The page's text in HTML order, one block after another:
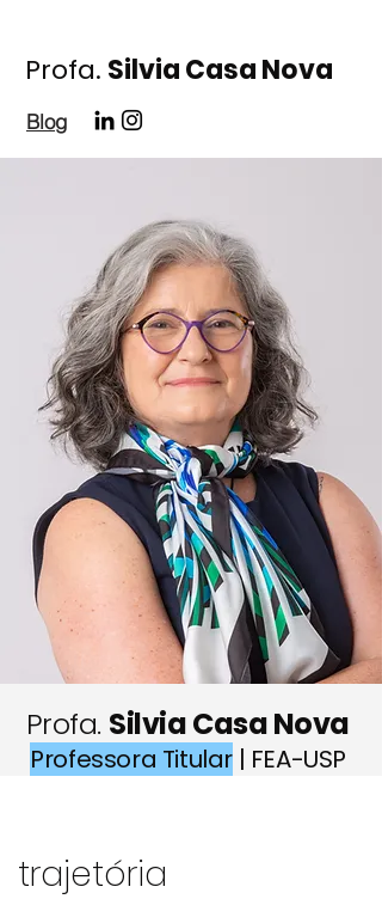
Profa. Silvia Casa Nova
Blog
Profa. Silvia Casa Nova
Professora Titular | FEA-USP
trajetória